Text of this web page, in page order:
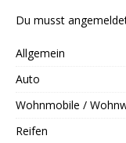
Du musst
Allgemein
Auto
Wohnmobile /
Reifen